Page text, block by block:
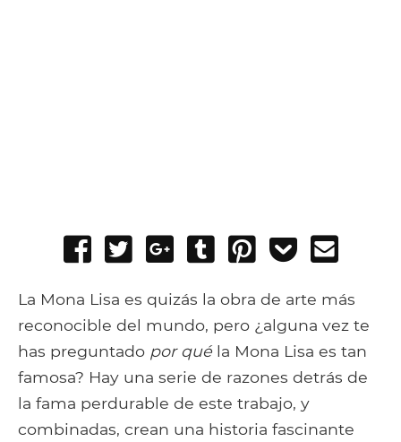
Share
Facebook
Tweet
Share
Google+
Post
Tumblr
Pin
Add
Pocket
La Mona Lisa es quizás la obra de arte más
reconocible del mundo, pero ¿alguna vez te
has preguntado por qué la Mona Lisa es tan
famosa? Hay una serie de razones detrás de
la fama perdurable de este trabajo, y
combinadas, crean una historia fascinante